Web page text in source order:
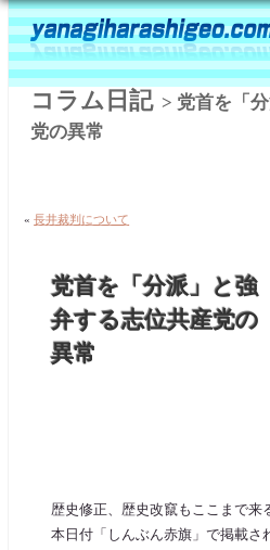
コラム日記> 党首を「分
党の異常
«長井裁判について
党首を「分派」と強
弁する志位共産党の
異常
歴史修正、歴史改竄もここまで来
本日付「しんぶん赤旗」で掲載さ